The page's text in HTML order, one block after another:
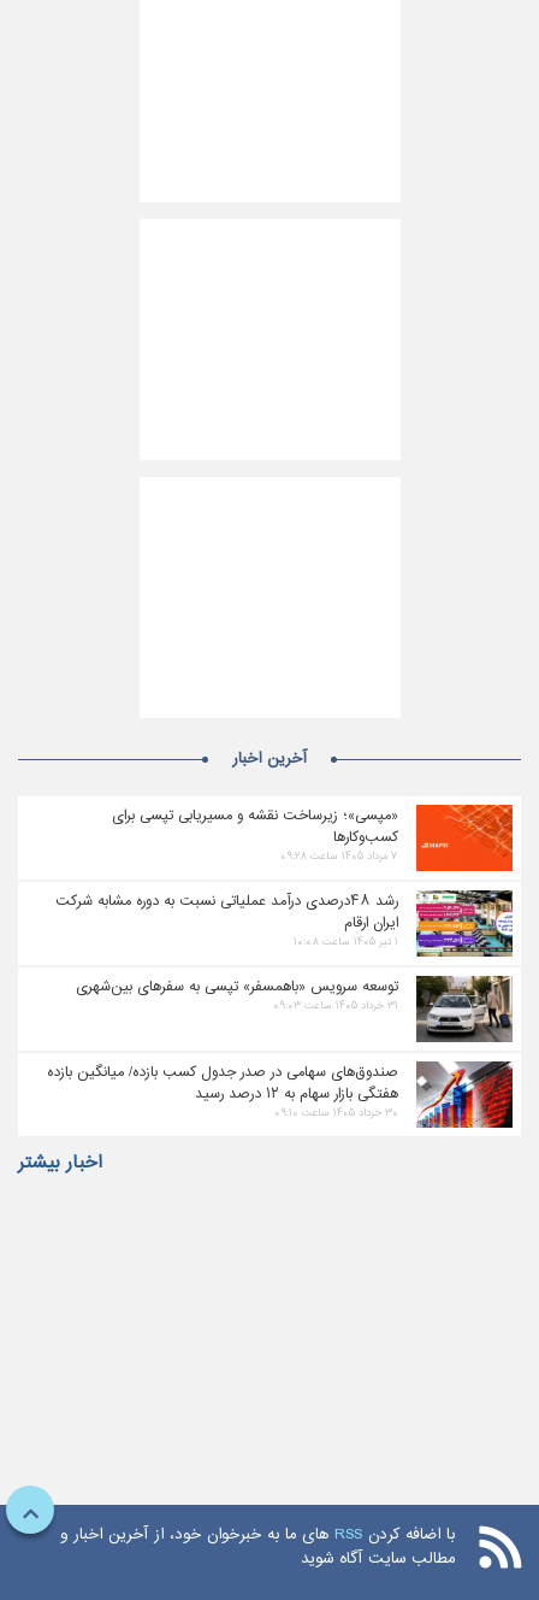
آخرین اخبار
«مپسی»؛ زیرساخت نقشه و مسیریابی تپسی برای
کسب‌وکارها
۷ مرداد ۱۴۰۵ ساعت ۰۹:۲۸
رشد ۴۸درصدی درآمد عملیاتی نسبت به دوره مشابه شرکت
ایران ارقام
۱ تیر ۱۴۰۵ ساعت ۱۰:۰۸
توسعه سرویس «باهمسفر» تپسی به سفرهای بین‌شهری
۳۱ خرداد ۱۴۰۵ ساعت ۰۹:۰۳
صندوق‌های سهامی در صدر جدول کسب بازده/ میانگین بازده
هفتگی بازار سهام به ۱۲ درصد رسید
۳۰ خرداد ۱۴۰۵ ساعت ۰۹:۱۰
اخبار بیشتر
با اضافه کردن RSS های ما به خبرخوان خود، از آخرین اخبار و
مطالب سایت آگاه شوید